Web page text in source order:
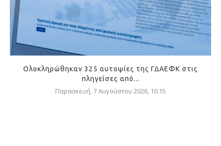
Ολοκληρώθηκαν 325 αυτοψίες της ΓΔΑΕΦΚ στις
πληγείσες από...
Παρασκευή, 7 Αυγούστου 2026, 10:15